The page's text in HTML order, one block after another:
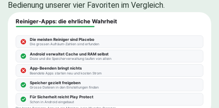
Bedienung unserer vier Favoriten im Vergleich.